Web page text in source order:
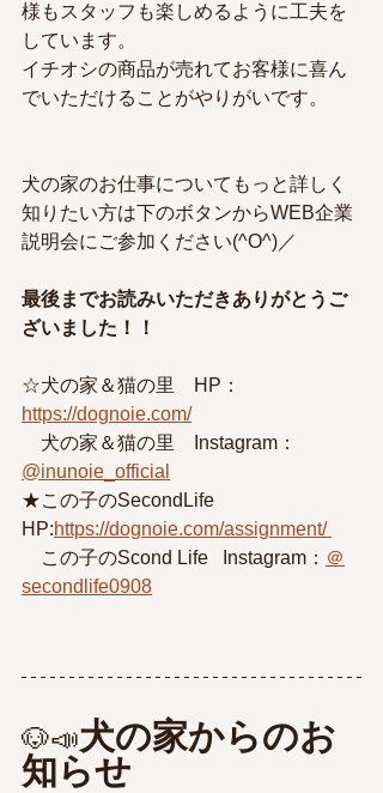
様もスタッフも楽しめるように工夫を
しています。
イチオシの商品が売れてお客様に喜ん
でいただけることがやりがいです。
犬の家のお仕事についてもっと詳しく
知りたい方は下のボタンからWEB企業
説明会にご参加ください(^O^)／
最後までお読みいただきありがとうご
ざいました！！
☆犬の家＆猫の里　HP：
https://dognoie.com/
犬の家＆猫の里　Instagram：
@inunoie_official
★この子のSecondLife
HP:https://dognoie.com/assignment/
この子のScond Life   Instagram： ＠
secondlife0908
🐶📣犬の家からのお
知らせ